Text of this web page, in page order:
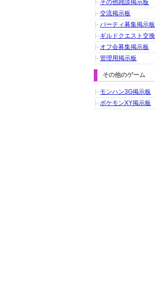
その他雑談掲示板
交流掲示板
パーティ募集掲示板
ギルドクエスト交換
オフ会募集掲示板
管理用掲示板
その他のゲーム
モンハン3G掲示板
ポケモンXY掲示板